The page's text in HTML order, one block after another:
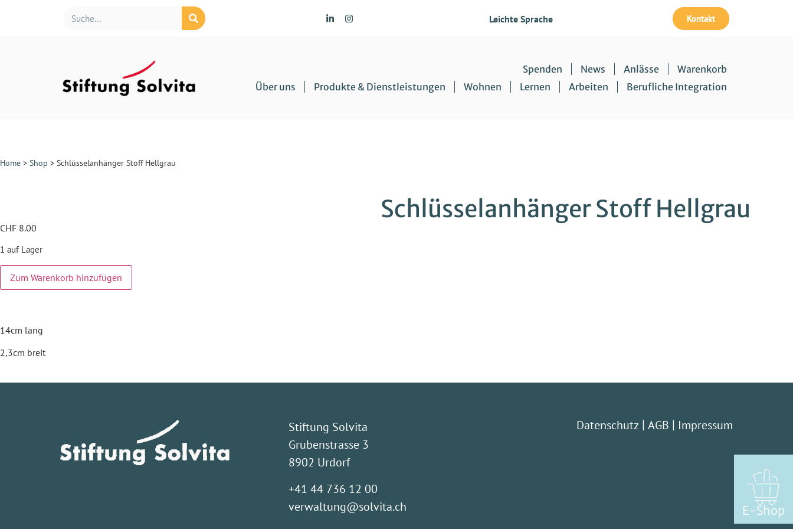
Leichte Sprache Kontakt
Spenden News Anlässe
Warenkorb
Über uns
Produkte & Dienstleistungen Wohnen Lernen Arbeiten Berufliche Integration
E-Shop
Home > Shop > Schlüsselanhänger Stoff Hellgrau
Schlüsselanhänger Stoff Hellgrau
CHF 8.00
1 auf Lager
Zum Warenkorb hinzufügen
14cm lang
2,3cm breit
Stiftung Solvita
Grubenstrasse 3
8902 Urdorf
+41 44 736 12 00
verwaltung@solvita.ch
Datenschutz | AGB | Impressum